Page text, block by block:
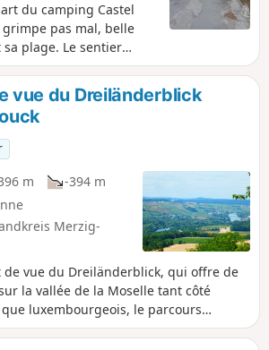
du camping Castel
pas mal, belle
plage. Le sentier
GR® 92. C'est un
Cala Montgo, puis il
menant à la pointe
plus compliqué. Les
pas visibles.
pour cette
des vues sur de belles
vue du Dreiländerblick
m
-394 m
Merzig-
vue du Dreiländerblick, qui offre de
la vallée de la Moselle tant côté
luxembourgeois, le parcours
et Haut-Apach avant de grimper en